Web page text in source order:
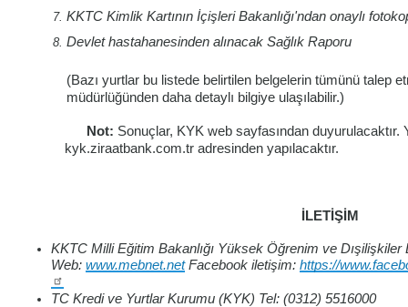
KKTC Kimlik Kartının İçişleri Bakanlığı'ndan onaylı
Devlet hastahanesinden alınacak Sağlık Raporu
(Bazı yurtlar bu listede belirtilen belgelerin tümünü talep
müdürlüğünden daha detaylı bilgiye ulaşılabilir.)
Not: Sonuçlar, KYK web sayfasından duyurulacaktır.
kyk.ziraatbank.com.tr adresinden yapılacaktır.
İLETİŞİM
KKTC Milli Eğitim Bakanlığı Yüksek Öğrenim ve
Web: www.mebnet.netFacebook iletişim: https://
TC Kredi ve Yurtlar Kurumu (KYK) Tel: (0312) 5516000